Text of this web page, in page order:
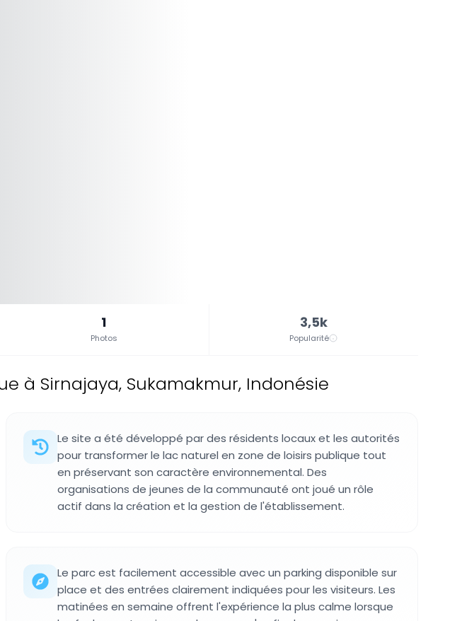
1
Photos
3,5k
Popularité
à Sirnajaya, Sukamakmur, Indonésie
Le site a été développé par des résidents locaux et les autorités
pour transformer le lac naturel en zone de loisirs publique tout
en préservant son caractère environnemental. Des
organisations de jeunes de la communauté ont joué un rôle
actif dans la création et la gestion de l'établissement.
Le parc est facilement accessible avec un parking disponible sur
place et des entrées clairement indiquées pour les visiteurs. Les
matinées en semaine offrent l'expérience la plus calme lorsque